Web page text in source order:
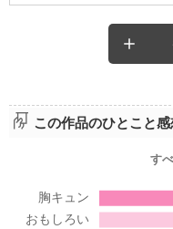
この作品のひとこと感
す